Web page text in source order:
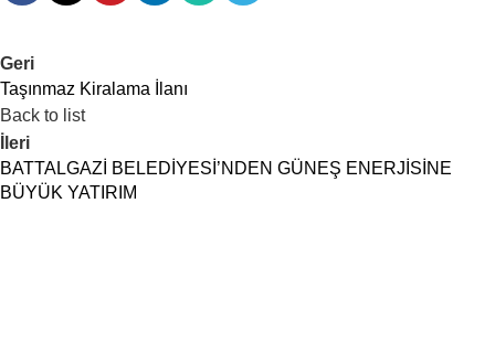
Geri
Taşınmaz Kiralama İlanı
Back to list
İleri
BATTALGAZİ BELEDİYESİ’NDEN GÜNEŞ ENERJİSİNE
BÜYÜK YATIRIM